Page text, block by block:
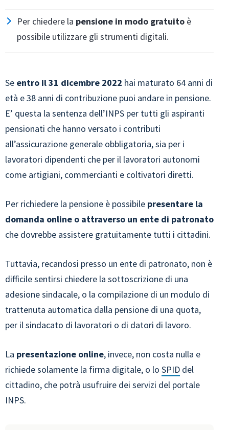
Per chiedere la pensione in modo gratuito è
possibile utilizzare gli strumenti digitali.
Se entro il 31 dicembre 2022 hai maturato 64 anni di
età e 38 anni di contribuzione puoi andare in pensione.
E’ questa la sentenza dell’INPS per tutti gli aspiranti
pensionati che hanno versato i contributi
all’assicurazione generale obbligatoria, sia per i
lavoratori dipendenti che per il lavoratori autonomi
come artigiani, commercianti e coltivatori diretti.
Per richiedere la pensione è possibile presentare la
domanda online o attraverso un ente di patronato
che dovrebbe assistere gratuitamente tutti i cittadini.
Tuttavia, recandosi presso un ente di patronato, non è
difficile sentirsi chiedere la sottoscrizione di una
adesione sindacale, o la compilazione di un modulo di
trattenuta automatica dalla pensione di una quota,
per il sindacato di lavoratori o di datori di lavoro.
La presentazione online, invece, non costa nulla e
richiede solamente la firma digitale, o lo SPID del
cittadino, che potrà usufruire dei servizi del portale
INPS.